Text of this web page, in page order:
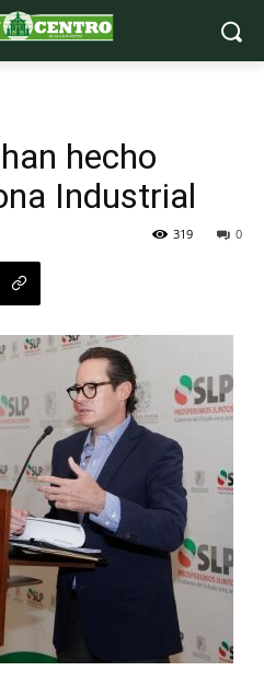
hecho
Industrial
0
319